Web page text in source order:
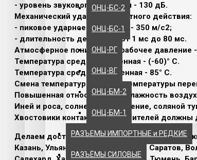
ОНЦ-БС-2
ОНЦ-БС-1
ОНЦ-РГ
ОНЦ-ВГ
ОНЦ-БМ-2
ОНЦ-БМ-1
РАЗЪЕМЫ ИМПОРТНЫЕ и РЕДКИЕ
РАЗЪЁМЫ СИЛОВЫЕ
- уровень звукового давления - 130 дБ.
Механический удар многократного действия:
- пиковое ударное ускорение - 350 м/с2;
- длительность действия - от 1 мс до 80 мс.
Атмосферное пониженное рабочее давление
Температура среды пониженная - (-60)° С.
Температура среды повышенная - 85° С.
Смена температур с учетом температуры
Повышенная относительная влажность
Иней и роса, солнечное излучение, соляной
Хвостовики контактов соединителей
Делаем доставку по городам и регионам:
Казань, Ульяновск, Пенза, Самара, Саратов,